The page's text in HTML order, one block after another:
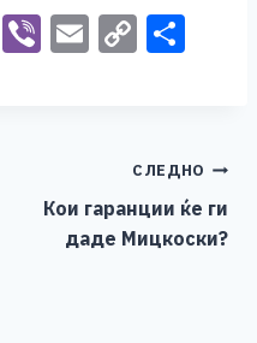
W Vi E C
Li
n
СЛЕДНО
Кои гаранции ќе ги
даде Мицкоски?